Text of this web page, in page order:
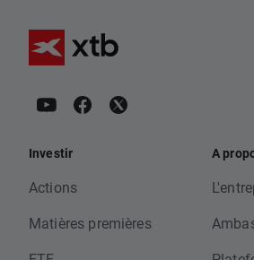
Investir
Actions
Matières premières
A